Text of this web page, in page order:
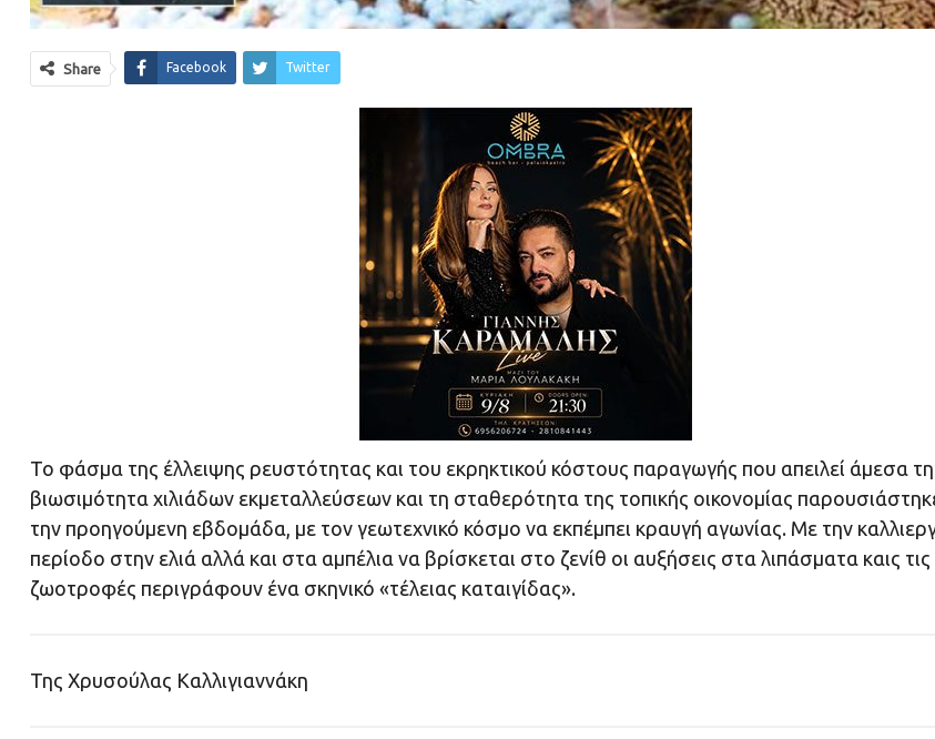
Share Facebook Twitter
Το φάσμα της έλλειψης ρευστότητας και του εκρηκτικού κόστους παραγωγής που απειλεί άμεσα τη
βιωσιμότητα χιλιάδων εκμεταλλεύσεων και τη σταθερότητα της τοπικής οικονομίας
την προηγούμενη εβδομάδα, με τον γεωτεχνικό κόσμο να εκπέμπει κραυγή αγωνίας. Με την
περίοδο στην ελιά αλλά και στα αμπέλια να βρίσκεται στο ζενίθ οι αυξήσεις στα λιπάσματα καις τις
ζωοτροφές περιγράφουν ένα σκηνικό «τέλειας καταιγίδας».
Της Χρυσούλας Καλλιγιαννάκη